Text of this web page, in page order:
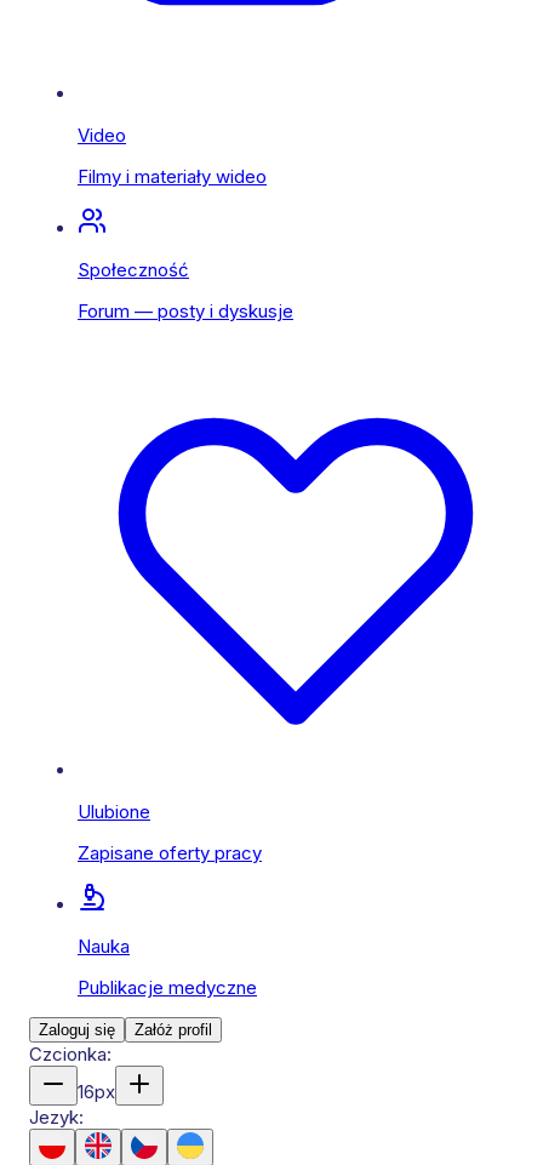
Video
Filmy i materiały wideo
Społeczność
Forum — posty i dyskusje
Ulubione
Zapisane oferty pracy
Nauka
Publikacje medyczne
Zaloguj się Załóż profil
Czcionka:
16px
Jezyk: